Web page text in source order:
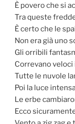
È povero che si
Tra queste
È certo che le
Non era già uno
Gli orribili
Correvano
Tutte le nuvole
Poi la luce
Le erbe
Ecco